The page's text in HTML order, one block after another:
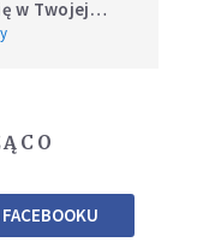
w Twojej